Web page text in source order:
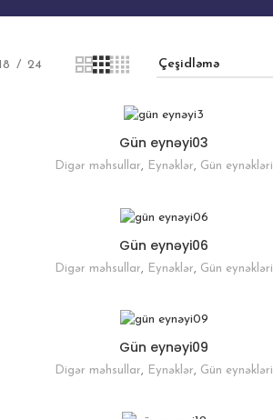
24
Gün eynəyi03
Digər məhsullar, Eynəklər, Gün eynəkləri
Gün eynəyi06
Digər məhsullar, Eynəklər, Gün eynəkləri
Gün eynəyi09
Digər məhsullar, Eynəklər, Gün eynəkləri